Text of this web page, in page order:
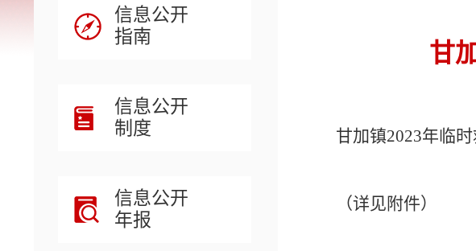
信息公开
指南
信息公开
制度
信息公开
年报
甘
甘加镇2023年临
（详见附件）